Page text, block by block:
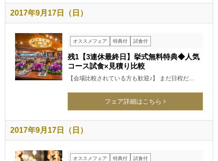
2017年9月17日（日）
オススメフェア 特典付 試食付
残1【3連休最終日】挙式無料特典◆人気
コース試食×見積り比較
【会場比較されている方も歓迎♪】 まだ日程だ…
フェア詳細はこちら
2017年9月17日（日）
オススメフェア 特典付 試食付